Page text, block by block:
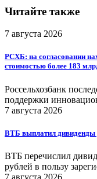
Читайте также
7 августа 2026
РСХБ: на согласовании
стоимостью более 183
Россельхозбанк
поддержки
7 августа 2026
ВТБ выплатил дивиденды
ВТБ перечислил
рублей в пользу
7 августа 2026